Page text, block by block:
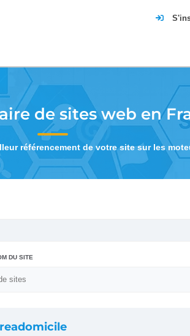
de sites web en
référencement de votre site sur les
DU SITE